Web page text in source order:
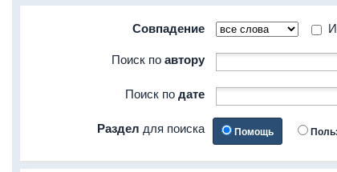
Совпадение
Поиск по автору
Поиск по дате
Раздел для поиска Помощь